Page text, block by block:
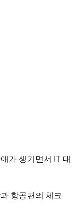
가 생기면서 IT 대
항공편의 체크